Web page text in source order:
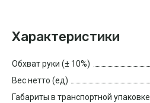
Характеристики
Обхват руки (± 10%)
Вес нетто (ед)
Габариты в транспортной упаковке